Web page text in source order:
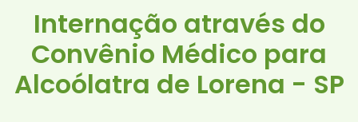
Internação através do
Convênio Médico para
Alcoólatra de Lorena - SP